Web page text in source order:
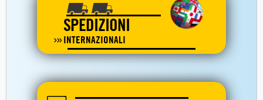
SPEDIZIONI
INTERNAZIONALI